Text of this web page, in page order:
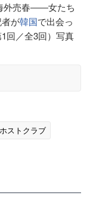
外売春――女たち
が韓国で出会っ
回／全3回）写真
ストクラブ